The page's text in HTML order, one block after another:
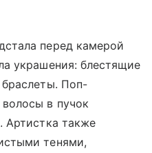
перед камерой
украшения: блестящие
Поп-
в пучок
Артистка также
тенями,